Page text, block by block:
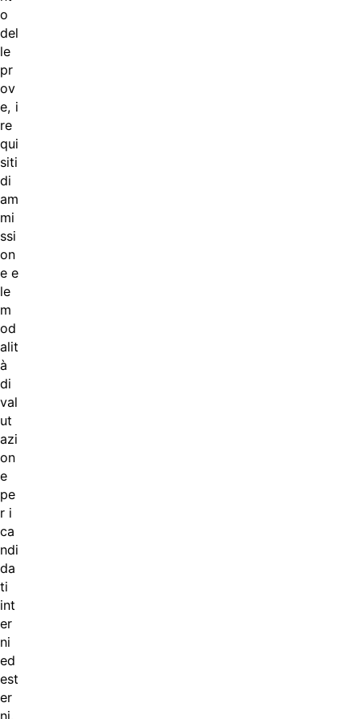
o
del
le
pr
ov
e, i
re
qui
siti
di
am
mi
ssi
on
e e
le
m
od
alit
à
di
val
ut
azi
on
e
pe
r i
ca
ndi
da
ti
int
er
ni
ed
est
er